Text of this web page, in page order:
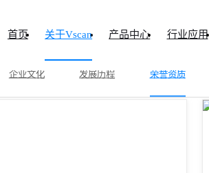
首页 关于Vscan 产品中心 行业应用
企业文化 发展历程 荣誉资质